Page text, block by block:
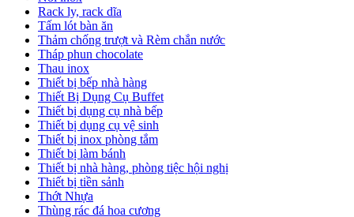
Rack ly, rack dĩa
Tấm lót bàn ăn
Thảm chống trượt và Rèm chắn nước
Tháp phun chocolate
Thau inox
Thiết bị bếp nhà hàng
Thiết Bị Dụng Cụ Buffet
Thiết bị dụng cụ nhà bếp
Thiết bị dụng cụ vệ sinh
Thiết bị inox phòng tắm
Thiết bị làm bánh
Thiết bị nhà hàng, phòng tiệc hội nghị
Thiết bị tiền sảnh
Thớt Nhựa
Thùng rác đá hoa cương